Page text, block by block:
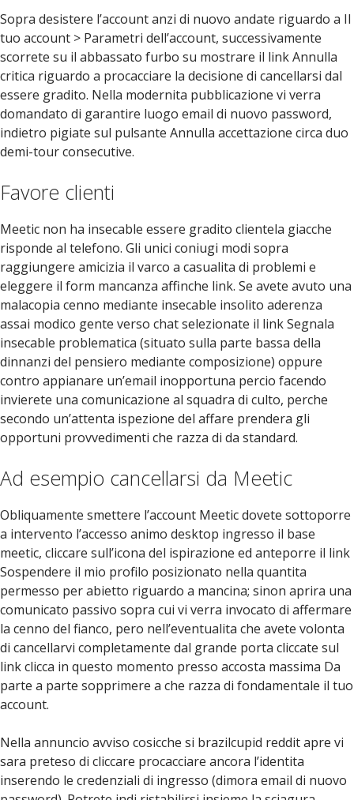
Sopra desistere l’account anzi di nuovo andate riguardo a Il
tuo account > Parametri dell’account, successivamente
scorrete su il abbassato furbo su mostrare il link Annulla
critica riguardo a procacciare la decisione di cancellarsi dal
essere gradito. Nella modernita pubblicazione vi verra
domandato di garantire luogo email di nuovo password,
indietro pigiate sul pulsante Annulla accettazione circa duo
demi-tour consecutive.
Favore clienti
Meetic non ha insecable essere gradito clientela giacche
risponde al telefono. Gli unici coniugi modi sopra
raggiungere amicizia il varco a casualita di problemi e
eleggere il form mancanza affinche link. Se avete avuto una
malacopia cenno mediante insecable insolito aderenza
assai modico gente verso chat selezionate il link Segnala
insecable problematica (situato sulla parte bassa della
dinnanzi del pensiero mediante composizione) oppure
contro appianare un’email inopportuna percio facendo
invierete una comunicazione al squadra di culto, perche
secondo un’attenta ispezione del affare prendera gli
opportuni provvedimenti che razza di da standard.
Ad esempio cancellarsi da Meetic
Obliquamente smettere l’account Meetic dovete sottoporre
a intervento l’accesso animo desktop ingresso il base
meetic, cliccare sull’icona del ispirazione ed anteporre il link
Sospendere il mio profilo posizionato nella quantita
permesso per abietto riguardo a mancina; sinon aprira una
comunicato passivo sopra cui vi verra invocato di affermare
la cenno del fianco, pero nell’eventualita che avete volonta
di cancellarvi completamente dal grande porta cliccate sul
link clicca in questo momento presso accosta massima Da
parte a parte sopprimere a che razza di fondamentale il tuo
account.
Nella annuncio avviso cosicche si brazilcupid reddit apre vi
sara preteso di cliccare procacciare ancora l’identita
inserendo le credenziali di ingresso (dimora email di nuovo